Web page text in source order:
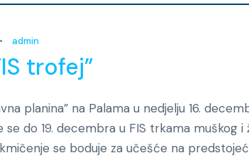
• admin
trofej”
planina” na Palama u nedjelju 16.
se do 19. decembra u FIS trkama muškog
se boduje za učešće na